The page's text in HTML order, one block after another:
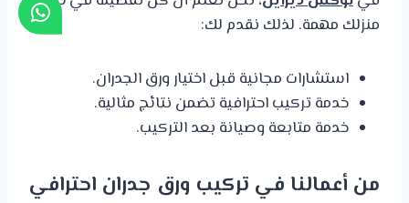
منزلك مهمة. لذلك نقدم لك:
استشارات مجانية قبل اختيار ورق الجدران.
خدمة تركيب احترافية تضمن نتائج مثالية.
خدمة متابعة وصيانة بعد التركيب.
من أعمالنا في تركيب ورق جدران احترافي